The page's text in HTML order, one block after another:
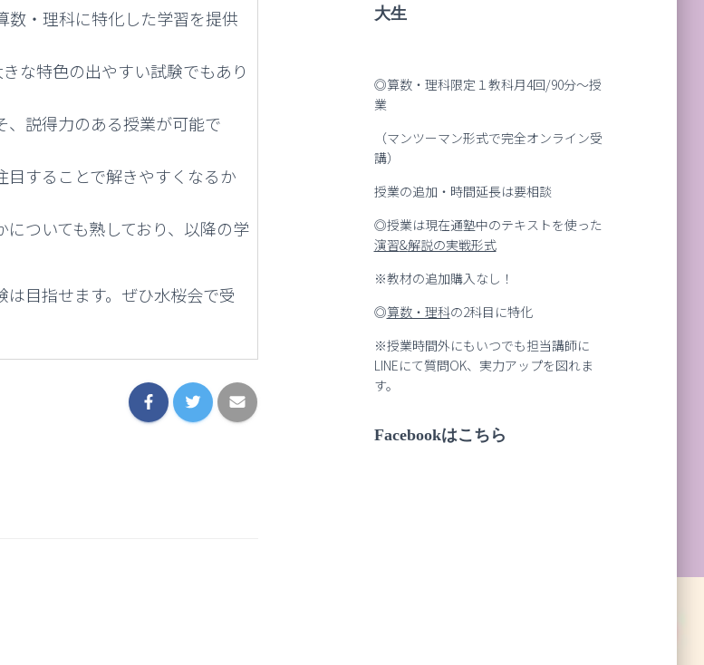
数・理科に特化した学習を提供
な特色の出やすい試験でもあり
、説得力のある授業が可能で
目することで解きやすくなるか
ついても熟しており、以降の学
目指せます。ぜひ水桜会で受
大生
◎算数・理科限定１教科月4回/90分～授
業
（マンツーマン形式で完全オンライン受
講）
授業の追加・時間延長は要相談
◎授業は現在通塾中のテキストを使った
演習&解説の実戦形式
※教材の追加購入なし！
◎算数・理科の2科目に特化
※授業時間外にもいつでも担当講師に
LINEにて質問OK、実力アップを図れま
す。
Facebookはこちら